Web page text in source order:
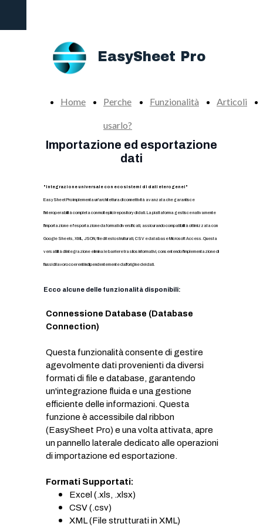
EasySheet Pro
Home Perche
usarlo?
Funzionalità Articoli
Importazione ed esportazione
dati
"Integrazione universale con ecosistemi di dati eterogenei"
EasySheet Pro implementa un'architettura di connettività avanzata che garantisce
l'interoperabilità completa con molteplici repository di dati. La piattaforma gestisce nativamente
l'importazione e l'esportazione da formati diversificati, assicurando compatibilità ottimizzata con
Google Sheets, XML, JSON, file di testo strutturati, CSV e database Microsoft Access. Questa
versatilità di integrazione elimina le barriere tra silos informativi, consentendo l'implementazione di
flussi di lavoro coerenti indipendentemente dall'origine dei dati.
Ecco alcune delle funzionalità disponibili:
Connessione Database (Database
Connection)
Questa funzionalità consente di gestire
agevolmente dati provenienti da diversi
formati di file e database, garantendo
un'integrazione fluida e una gestione
efficiente delle informazioni. Questa
funzione è accessibile dal ribbon
(EasySheet Pro) e una volta attivata, apre
un pannello laterale dedicato alle operazioni
di importazione ed esportazione.
Formati Supportati:
Excel (.xls, .xlsx)
CSV (.csv)
XML (File strutturati in XML)